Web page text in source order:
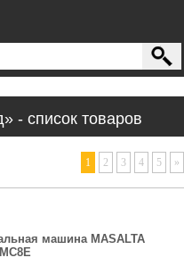
- список товаров
1 2 3 4 5 »
машина MASALTA